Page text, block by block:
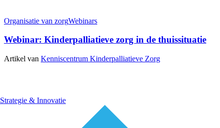
Strategie & Innovatie
Organisatie van zorgWebinars
Webinar: Kinderpalliatieve zorg in de thuissituatie
Artikel van Kenniscentrum Kinderpalliatieve Zorg